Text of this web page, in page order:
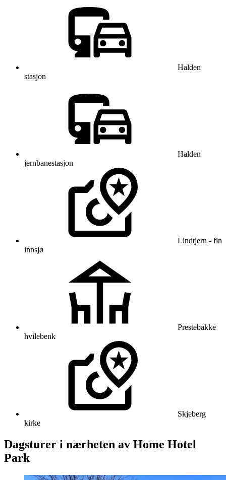
Halden
stasjon
Halden
jernbanestasjon
Lindtjern - fin
innsjø
Prestebakke
hvilebenk
Skjeberg
kirke
Dagsturer i nærheten av Home Hotel
Park